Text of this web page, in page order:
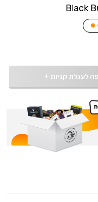
Black
לעגלת קניות +